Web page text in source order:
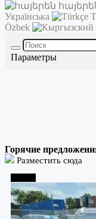
Українська
Özbek
Параметры
Горячие
Разместить сюда